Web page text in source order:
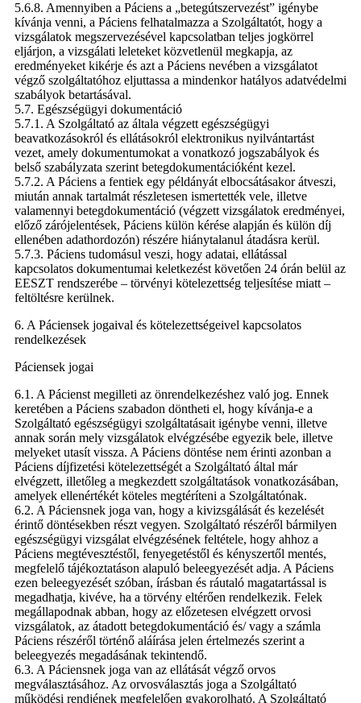
5.6.8. Amennyiben a Páciens a „betegútszervezést” igénybe
kívánja venni, a Páciens felhatalmazza a Szolgáltatót, hogy a
vizsgálatok megszervezésével kapcsolatban teljes jogkörrel
eljárjon, a vizsgálati leleteket közvetlenül megkapja, az
eredményeket kikérje és azt a Páciens nevében a vizsgálatot
végző szolgáltatóhoz eljuttassa a mindenkor hatályos adatvédelmi
szabályok betartásával.
5.7. Egészségügyi dokumentáció
5.7.1. A Szolgáltató az általa végzett egészségügyi
beavatkozásokról és ellátásokról elektronikus nyilvántartást
vezet, amely dokumentumokat a vonatkozó jogszabályok és
belső szabályzata szerint betegdokumentációként kezel.
5.7.2. A Páciens a fentiek egy példányát elbocsátásakor átveszi,
miután annak tartalmát részletesen ismertették vele, illetve
valamennyi betegdokumentáció (végzett vizsgálatok eredményei,
előző zárójelentések, Páciens külön kérése alapján és külön díj
ellenében adathordozón) részére hiánytalanul átadásra kerül.
5.7.3. Páciens tudomásul veszi, hogy adatai, ellátással
kapcsolatos dokumentumai keletkezést követően 24 órán belül az
EESZT rendszerébe – törvényi kötelezettség teljesítése miatt –
feltöltésre kerülnek.
6. A Páciensek jogaival és kötelezettségeivel kapcsolatos
rendelkezések
Páciensek jogai
6.1. A Pácienst megilleti az önrendelkezéshez való jog. Ennek
keretében a Páciens szabadon döntheti el, hogy kívánja-e a
Szolgáltató egészségügyi szolgáltatásait igénybe venni, illetve
annak során mely vizsgálatok elvégzésébe egyezik bele, illetve
melyeket utasít vissza. A Páciens döntése nem érinti azonban a
Páciens díjfizetési kötelezettségét a Szolgáltató által már
elvégzett, illetőleg a megkezdett szolgáltatások vonatkozásában,
amelyek ellenértékét köteles megtéríteni a Szolgáltatónak.
6.2. A Páciensnek joga van, hogy a kivizsgálását és kezelését
érintő döntésekben részt vegyen. Szolgáltató részéről bármilyen
egészségügyi vizsgálat elvégzésének feltétele, hogy ahhoz a
Páciens megtévesztéstől, fenyegetéstől és kényszertől mentés,
megfelelő tájékoztatáson alapuló beleegyezését adja. A Páciens
ezen beleegyezését szóban, írásban és ráutaló magatartással is
megadhatja, kivéve, ha a törvény eltérően rendelkezik. Felek
megállapodnak abban, hogy az előzetesen elvégzett orvosi
vizsgálatok, az átadott betegdokumentáció és/ vagy a számla
Páciens részéről történő aláírása jelen értelmezés szerint a
beleegyezés megadásának tekintendő.
6.3. A Páciensnek joga van az ellátását végző orvos
megválasztásához. Az orvosválasztás joga a Szolgáltató
működési rendjének megfelelően gyakorolható. A Szolgáltató